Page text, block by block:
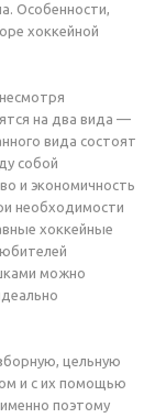
Особенности,
хоккейной
на два вида —
вида состоят
собой
и экономичность
необходимости
хоккейные
можно
цельную
и с их помощью
поэтому